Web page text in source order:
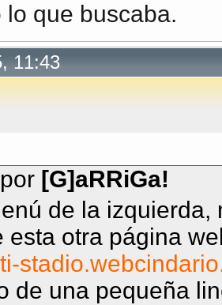
lo que buscaba.
11:43
[G]aRRiGa!
de la
esta otra página
de una pequeña